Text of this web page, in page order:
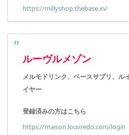
https://millyshop.thebase.in/
ルーヴルメゾン
メルモドリンク、ベースサプリ、ル
イヤー
登録済みの方はこちら
https://maison.louvredo.com/login